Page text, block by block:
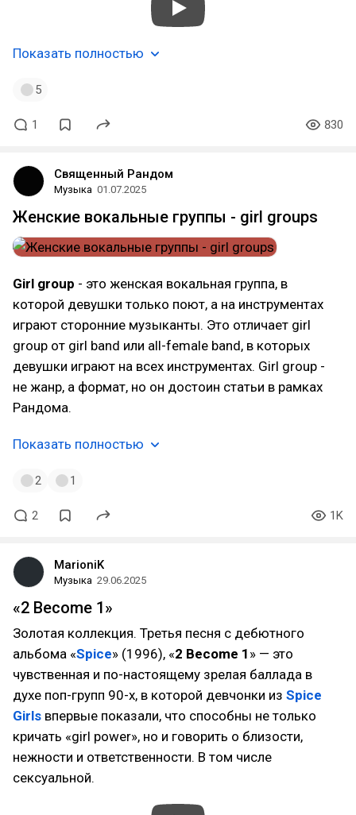
Показать полностью
5
1 830
Священный Рандом
Музыка 01.07.2025
Женские вокальные группы - girl groups
Girl group - это женская вокальная группа, в
которой девушки только поют, а на инструментах
играют сторонние музыканты. Это отличает girl
group от girl band или all-female band, в которых
девушки играют на всех инструментах. Girl group -
не жанр, а формат, но он достоин статьи в рамках
Рандома.
Показать полностью
2 1
2 1K
MarioniK
Музыка 29.06.2025
«2 Become 1»
Золотая коллекция. Третья песня с дебютного
альбома «Spice» (1996), «2 Become 1 » — это
чувственная и по-настоящему зрелая баллада в
духе поп-групп 90-х, в которой девчонки из Spice
Girls впервые показали, что способны не только
кричать «girl power», но и говорить о близости,
нежности и ответственности. В том числе
сексуальной.